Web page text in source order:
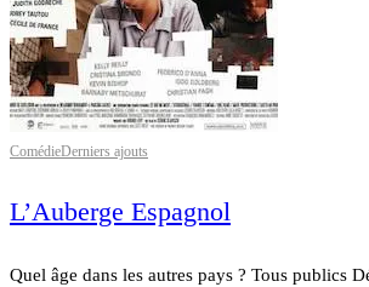
ComédieDerniers ajouts
L’Auberge Espagnol
Quel âge dans les autres pays ? Tous publics